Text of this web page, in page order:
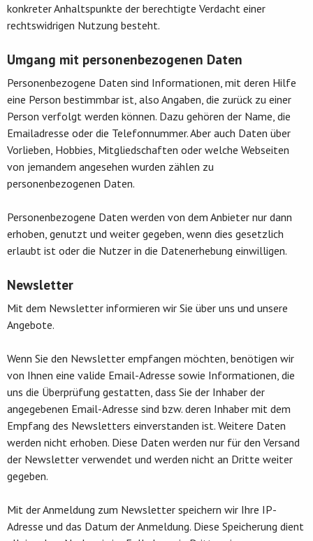
konkreter Anhaltspunkte der berechtigte Verdacht einer
rechtswidrigen Nutzung besteht.
Umgang mit personenbezogenen Daten
Personenbezogene Daten sind Informationen, mit deren Hilfe
eine Person bestimmbar ist, also Angaben, die zurück zu einer
Person verfolgt werden können. Dazu gehören der Name, die
Emailadresse oder die Telefonnummer. Aber auch Daten über
Vorlieben, Hobbies, Mitgliedschaften oder welche Webseiten
von jemandem angesehen wurden zählen zu
personenbezogenen Daten.
Personenbezogene Daten werden von dem Anbieter nur dann
erhoben, genutzt und weiter gegeben, wenn dies gesetzlich
erlaubt ist oder die Nutzer in die Datenerhebung einwilligen.
Newsletter
Mit dem Newsletter informieren wir Sie über uns und unsere
Angebote.
Wenn Sie den Newsletter empfangen möchten, benötigen wir
von Ihnen eine valide Email-Adresse sowie Informationen, die
uns die Überprüfung gestatten, dass Sie der Inhaber der
angegebenen Email-Adresse sind bzw. deren Inhaber mit dem
Empfang des Newsletters einverstanden ist. Weitere Daten
werden nicht erhoben. Diese Daten werden nur für den Versand
der Newsletter verwendet und werden nicht an Dritte weiter
gegeben.
Mit der Anmeldung zum Newsletter speichern wir Ihre IP-
Adresse und das Datum der Anmeldung. Diese Speicherung dient